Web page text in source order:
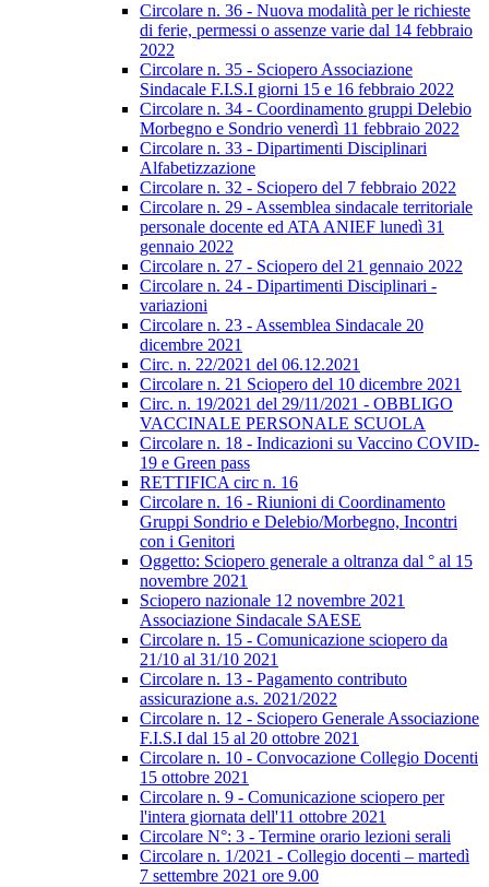
Circolare n. 36 - Nuova modalità per le richieste
di ferie, permessi o assenze varie dal 14 febbraio
2022
Circolare n. 35 - Sciopero Associazione
Sindacale F.I.S.I giorni 15 e 16 febbraio 2022
Circolare n. 34 - Coordinamento gruppi Delebio
Morbegno e Sondrio venerdì 11 febbraio 2022
Circolare n. 33 - Dipartimenti Disciplinari
Alfabetizzazione
Circolare n. 32 - Sciopero del 7 febbraio 2022
Circolare n. 29 - Assemblea sindacale territoriale
personale docente ed ATA ANIEF lunedì 31
gennaio 2022
Circolare n. 27 - Sciopero del 21 gennaio 2022
Circolare n. 24 - Dipartimenti Disciplinari -
variazioni
Circolare n. 23 - Assemblea Sindacale 20
dicembre 2021
Circ. n. 22/2021 del 06.12.2021
Circolare n. 21 Sciopero del 10 dicembre 2021
Circ. n. 19/2021 del 29/11/2021 - OBBLIGO
VACCINALE PERSONALE SCUOLA
Circolare n. 18 - Indicazioni su Vaccino COVID-
19 e Green pass
RETTIFICA circ n. 16
Circolare n. 16 - Riunioni di Coordinamento
Gruppi Sondrio e Delebio/Morbegno, Incontri
con i Genitori
Oggetto: Sciopero generale a oltranza dal ° al 15
novembre 2021
Sciopero nazionale 12 novembre 2021
Associazione Sindacale SAESE
Circolare n. 15 - Comunicazione sciopero da
21/10 al 31/10 2021
Circolare n. 13 - Pagamento contributo
assicurazione a.s. 2021/2022
Circolare n. 12 - Sciopero Generale Associazione
F.I.S.I dal 15 al 20 ottobre 2021
Circolare n. 10 - Convocazione Collegio Docenti
15 ottobre 2021
Circolare n. 9 - Comunicazione sciopero per
l'intera giornata dell'11 ottobre 2021
Circolare N°: 3 - Termine orario lezioni serali
Circolare n. 1/2021 - Collegio docenti – martedì
7 settembre 2021 ore 9.00